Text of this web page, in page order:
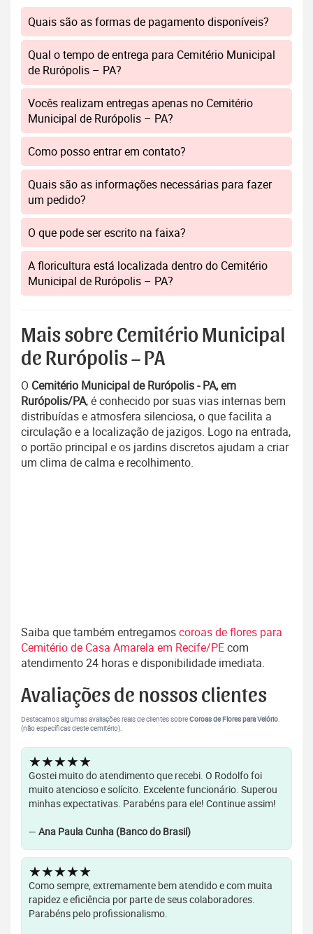
Quais são as formas de pagamento disponíveis?
Qual o tempo de entrega para Cemitério Municipal
de Rurópolis – PA?
Vocês realizam entregas apenas no Cemitério
Municipal de Rurópolis – PA?
Como posso entrar em contato?
Quais são as informações necessárias para fazer
um pedido?
O que pode ser escrito na faixa?
A floricultura está localizada dentro do Cemitério
Municipal de Rurópolis – PA?
Mais sobre Cemitério Municipal
de Rurópolis – PA
O Cemitério Municipal de Rurópolis - PA, em
Rurópolis/PA, é conhecido por suas vias internas bem
distribuídas e atmosfera silenciosa, o que facilita a
circulação e a localização de jazigos. Logo na entrada,
o portão principal e os jardins discretos ajudam a criar
um clima de calma e recolhimento.
Saiba que também entregamoscoroas de flores para
Cemitério de Casa Amarela em Recife/PEcom
atendimento 24 horas e disponibilidade imediata.
Avaliações de nossos clientes
Destacamos algumas avaliações reais de clientes sobreCoroas de Flores para Velório.
(não específicas deste cemitério).
★★★★★
Gostei muito do atendimento que recebi. O Rodolfo foi
muito atencioso e solícito. Excelente funcionário. Superou
minhas expectativas. Parabéns para ele! Continue assim!
— Ana Paula Cunha (Banco do Brasil)
★★★★★
Como sempre, extremamente bem atendido e com muita
rapidez e eficiência por parte de seus colaboradores.
Parabéns pelo profissionalismo.